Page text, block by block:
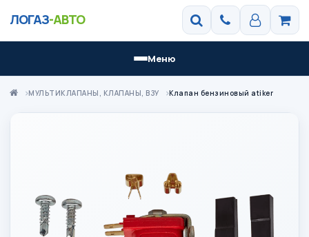
ЛОГАЗ-АВТО
Меню
МУЛЬТИКЛАПАНЫ, КЛАПАНЫ, ВЗУ Клапан бензиновый atiker